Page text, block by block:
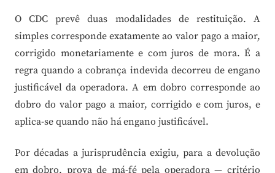
O CDC prevê duas modalidades de restituição. A
simples corresponde exatamente ao valor pago a maior,
corrigido monetariamente e com juros de mora. É a
regra quando a cobrança indevida decorreu de engano
justificável da operadora. A em dobro corresponde ao
dobro do valor pago a maior, corrigido e com juros, e
aplica-se quando não há engano justificável.
Por décadas a jurisprudência exigiu, para a devolução
em dobro, prova de má-fé pela operadora — critério